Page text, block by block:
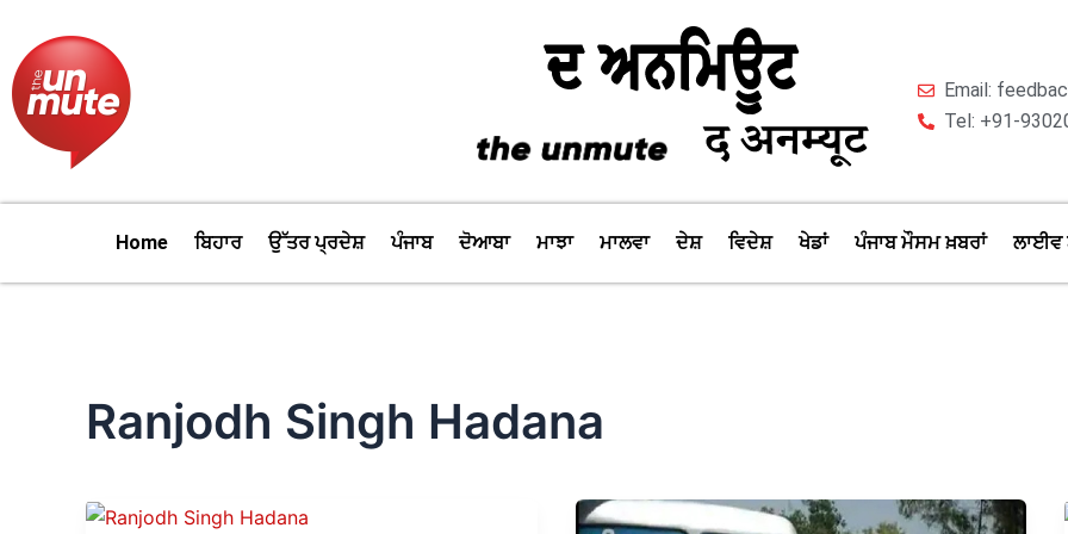
content
Email:
Tel: +91-
Home ਬਿਹਾਰ ਉੱਤਰ ਪ੍ਰਦੇਸ਼ ਪੰਜਾਬ ਦੋਆਬਾ ਮਾਝਾ ਮਾਲਵਾ ਦੇਸ਼ ਵਿਦੇਸ਼ ਖੇਡਾਂ ਪੰਜਾਬ ਮੌਸਮ ਖ਼ਬਰਾਂ ਲਾਈਵ
Ranjodh Singh Hadana